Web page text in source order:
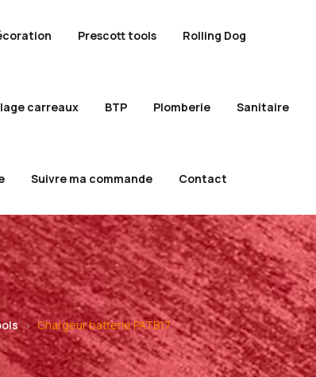
Prescott tools Rolling Dog
carreaux BTP Plomberie Sanitaire
Suivre ma commande Contact
Chargeur batterie PATB17